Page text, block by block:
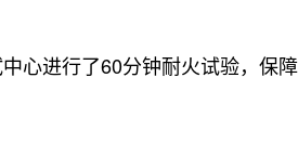
进行了60分钟耐火试验，保障